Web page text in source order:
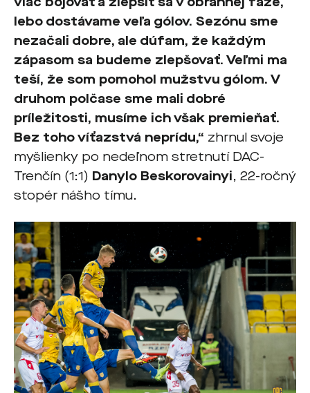
lebo dostávame veľa gólov. Sezónu sme
nezačali dobre, ale dúfam, že každým
zápasom sa budeme zlepšovať. Veľmi ma
teší, že som pomohol mužstvu gólom. V
druhom polčase sme mali dobré
príležitosti, musíme ich však premieňať.
Bez toho víťazstvá neprídu,“ zhrnul svoje
myšlienky po nedeľnom stretnutí DAC-
Trenčín (1:1) Danylo Beskorovainyi, 22-ročný
stopér nášho tímu.